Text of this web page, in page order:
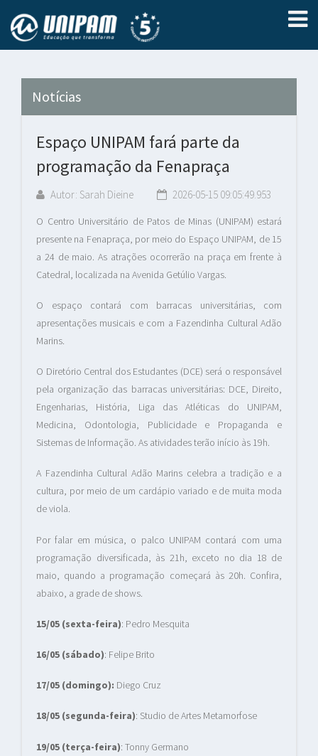
Notícias
Espaço UNIPAM fará parte da
programação da Fenapraça
Autor: Sarah Dieine 2026-05-15 09:05:49.953
O Centro Universitário de Patos de Minas (UNIPAM) estará
presente na Fenapraça, por meio do Espaço UNIPAM, de 15
a 24 de maio. As atrações ocorrerão na praça em frente à
Catedral, localizada na Avenida Getúlio Vargas.
O espaço contará com barracas universitárias, com
apresentações musicais e com a Fazendinha Cultural Adão
Marins.
O Diretório Central dos Estudantes (DCE) será o responsável
pela organização das barracas universitárias: DCE, Direito,
Engenharias, História, Liga das Atléticas do UNIPAM,
Medicina, Odontologia, Publicidade e Propaganda e
Sistemas de Informação. As atividades terão início às 19h.
A Fazendinha Cultural Adão Marins celebra a tradição e a
cultura, por meio de um cardápio variado e de muita moda
de viola.
Por falar em música, o palco UNIPAM contará com uma
programação diversificada, às 21h, exceto no dia 18 de
maio, quando a programação começará às 20h. Confira,
abaixo, a grade de shows.
15/05 (sexta-feira): Pedro Mesquita
16/05 (sábado): Felipe Brito
17/05 (domingo): Diego Cruz
18/05 (segunda-feira): Studio de Artes Metamorfose
19/05 (terça-feira): Tonny Germano